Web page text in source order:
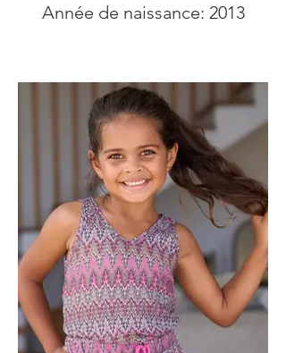
Année de naissance: 2013